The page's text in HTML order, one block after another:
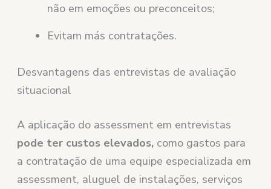
não em emoções ou preconceitos;
Evitam más contratações.
Desvantagens das entrevistas de avaliação
situacional
A aplicação do assessment em entrevistas
pode ter custos elevados, como gastos para
a contratação de uma equipe especializada em
assessment, aluguel de instalações, serviços